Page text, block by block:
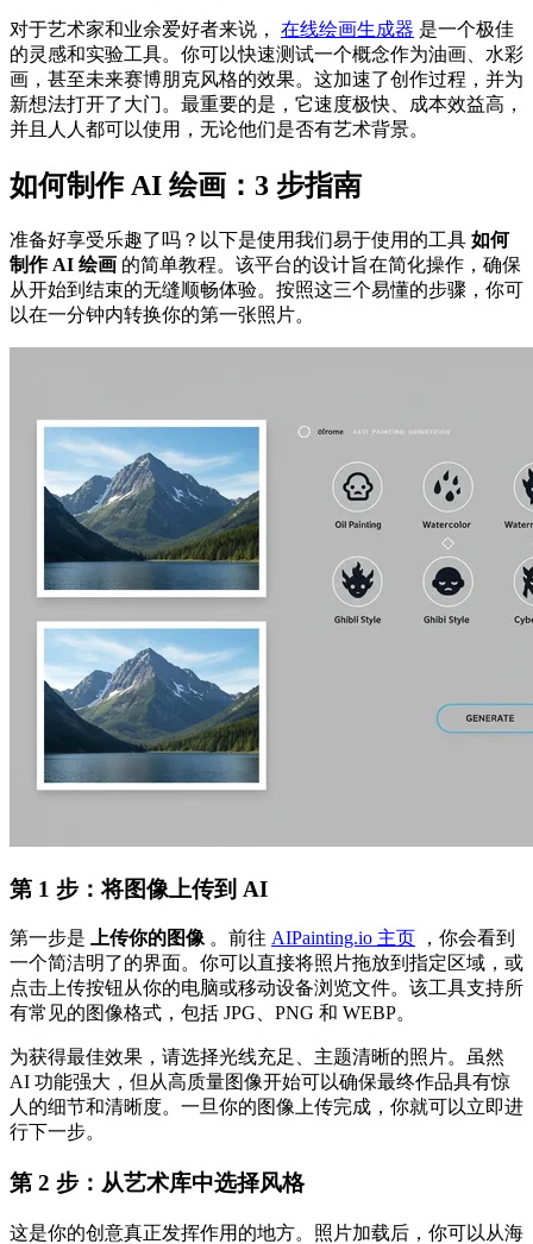
对于艺术家和业余爱好者来说， 在线绘画生成器 是一个极佳
的灵感和实验工具。你可以快速测试一个概念作为油画、水彩
画，甚至未来赛博朋克风格的效果。这加速了创作过程，并为
新想法打开了大门。最重要的是，它速度极快、成本效益高，
并且人人都可以使用，无论他们是否有艺术背景。
如何制作 AI 绘画：3 步指南
准备好享受乐趣了吗？以下是使用我们易于使用的工具 如何
制作 AI 绘画 的简单教程。该平台的设计旨在简化操作，确保
从开始到结束的无缝顺畅体验。按照这三个易懂的步骤，你可
以在一分钟内转换你的第一张照片。
第 1 步：将图像上传到 AI
第一步是 上传你的图像 。前往 AIPainting.io 主页 ，你会看到
一个简洁明了的界面。你可以直接将照片拖放到指定区域，或
点击上传按钮从你的电脑或移动设备浏览文件。该工具支持所
有常见的图像格式，包括 JPG、PNG 和 WEBP。
为获得最佳效果，请选择光线充足、主题清晰的照片。虽然
AI 功能强大，但从高质量图像开始可以确保最终作品具有惊
人的细节和清晰度。一旦你的图像上传完成，你就可以立即进
行下一步。
第 2 步：从艺术库中选择风格
这是你的创意真正发挥作用的地方。照片加载后，你可以从海